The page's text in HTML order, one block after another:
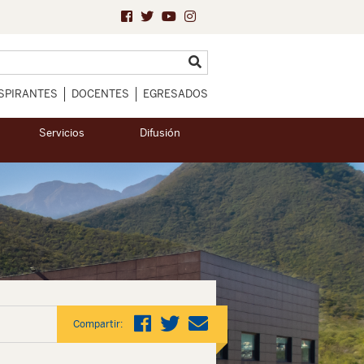
DOCENTES EGRESADOS
Servicios Difusión
Compartir: